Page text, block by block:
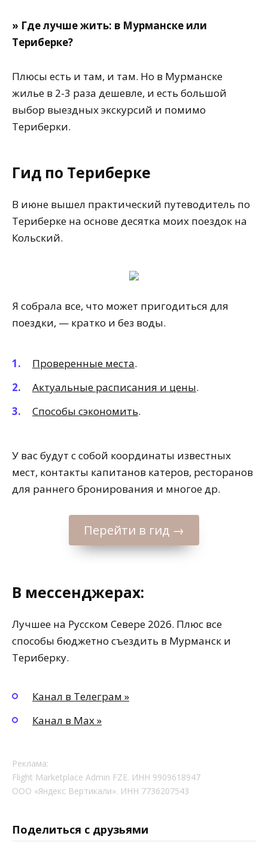
» Где лучше жить: в Мурманске или
Териберке?
Плюсы есть и там, и там. Но в Мурманске
жилье в 2-3 раза дешевле, и есть большой
выбор выездных экскурсий и помимо
Териберки.
Гид по Териберке
В июне вышел практический путеводитель по
Териберке на основе десятка моих поездок на
Кольский.
Я собрала все, что может пригодиться для
поездки, — кратко и без воды.
Проверенные места.
Актуальные расписания и цены.
Способы сэкономить.
У вас будут с собой координаты известных
мест, контакты капитанов катеров, ресторанов
для раннего бронирования и многое др.
Перейти в гид →
В мессенджерах:
Лучшее на Русском Севере 2026. Плюс все
способы бюджетно съездить в Мурманск и
Териберку.
Канал в Телеграм »
Канал в Max »
Реклама:
Flight Marketplace Admin FZE. ИНН 9909618947
ООО «Яндекс Вертикали». ИНН 7736207543
Поделиться с друзьями